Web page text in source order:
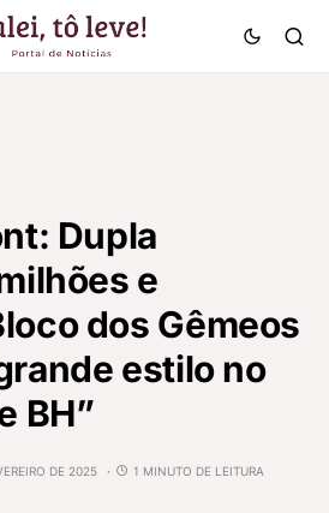
Dupla
e
dos Gêmeos
estilo no
BH”
DE 2025
1 MINUTO DE LEITURA